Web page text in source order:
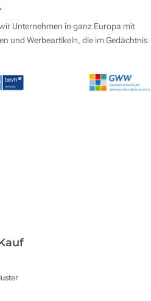
Unternehmen in ganz Europa mit
und Werbeartikeln, die im Gedächtnis